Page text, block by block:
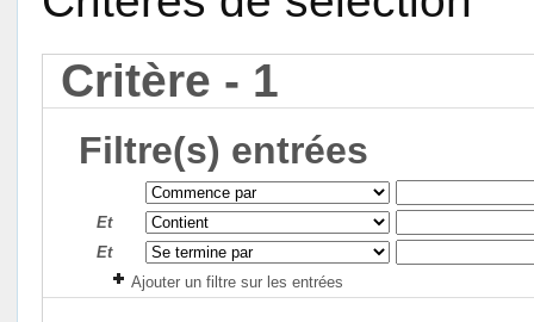
Critère - 1
Filtre(s) entrées
Et
Et
Ajouter un filtre sur les entrées